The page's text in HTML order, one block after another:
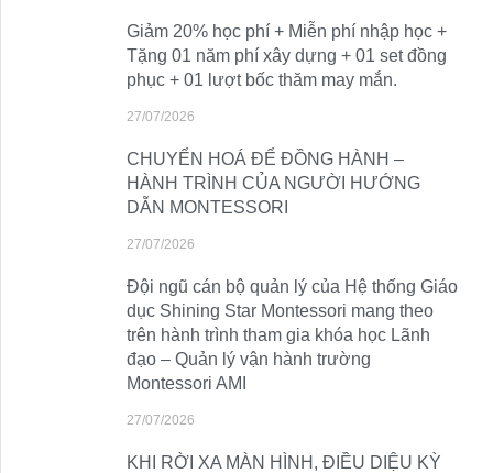
Giảm 20% học phí + Miễn phí nhập học +
Tặng 01 năm phí xây dựng + 01 set đồng
phục + 01 lượt bốc thăm may mắn.
27/07/2026
CHUYỂN HOÁ ĐỂ ĐỒNG HÀNH –
HÀNH TRÌNH CỦA NGƯỜI HƯỚNG
DẪN MONTESSORI
27/07/2026
Đội ngũ cán bộ quản lý của Hệ thống Giáo
dục Shining Star Montessori mang theo
trên hành trình tham gia khóa học Lãnh
đạo – Quản lý vận hành trường
Montessori AMI
27/07/2026
KHI RỜI XA MÀN HÌNH, ĐIỀU DIỆU KỲ